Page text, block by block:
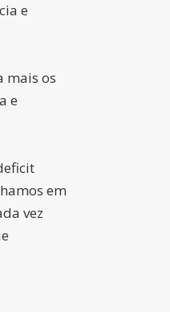
e
mais os
e
em
vez